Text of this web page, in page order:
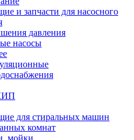
и запчасти для насосного
давления
насосы
для стиральных машин
комнат
мойки